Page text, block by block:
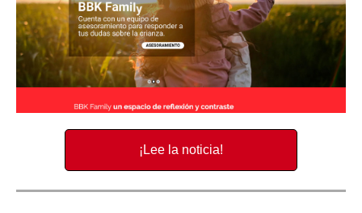
¡Lee la noticia!